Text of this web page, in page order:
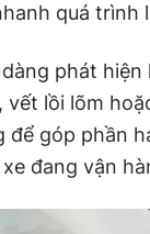
quá trình
phát hiện
vết lồi lõm
để góp phần
đang vận